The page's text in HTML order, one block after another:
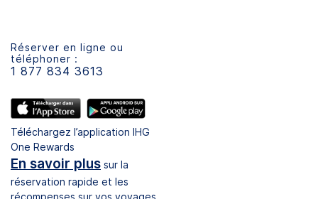
Réserver en ligne ou
téléphoner :
1 877 834 3613
Téléchargez l’application IHG
One Rewards
En savoir plus sur la
réservation rapide et les